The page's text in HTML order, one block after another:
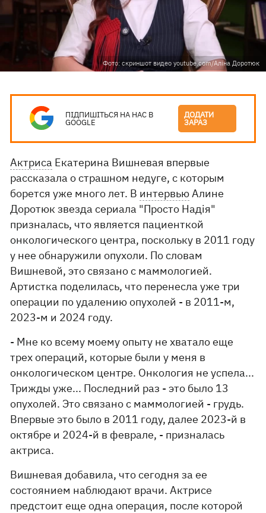
Фото: скриншот видео youtube.com/Аліна Доротюк
ПІДПИШІТЬСЯ НА НАС В
GOOGLE
ДОДАТИ
ЗАРАЗ
Актриса Екатерина Вишневая впервые
рассказала о страшном недуге, с которым
борется уже много лет. В интервьюАлине
Доротюк звезда сериала "Просто Надія"
призналась, что является пациенткой
онкологического центра, поскольку в 2011 году
у нее обнаружили опухоли. По словам
Вишневой, это связано с маммологией.
Артистка поделилась, что перенесла уже три
операции по удалению опухолей - в 2011-м,
2023-м и 2024 году.
- Мне ко всему моему опыту не хватало еще
трех операций, которые были у меня в
онкологическом центре. Онкология не успела...
Трижды уже... Последний раз - это было 13
опухолей. Это связано с маммологией - грудь.
Впервые это было в 2011 году, далее 2023-й в
октябре и 2024-й в феврале, - призналась
актриса.
Вишневая добавила, что сегодня за ее
состоянием наблюдают врачи. Актрисе
предстоит еще одна операция, после которой